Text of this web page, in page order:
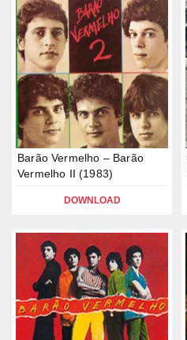
Barão Vermelho – Barão
Vermelho II (1983)
DOWNLOAD